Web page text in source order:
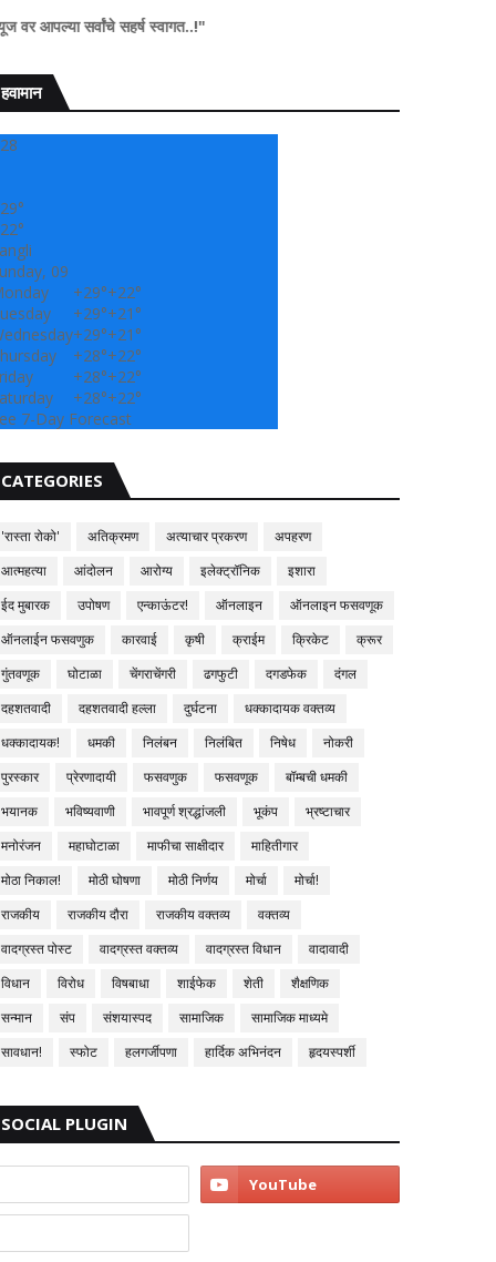
सहर्ष स्वागत..!"
हवामान
28
29°
22°
09
+29°+22°
+29°+21°
+29°+21°
+28°+22°
+28°+22°
+28°+22°
7-Day Forecast
CATEGORIES
'रास्ता रोको' अतिक्रमण अत्याचार प्रकरण
अपहरण
आत्महत्या
आंदोलन आरोग्य इलेक्ट्रॉनिक
इशारा
ईद मुबारक
उपोषण एन्काऊंटर! ऑनलाइन
ऑनलाइन फसवणूक
ऑनलाईन फसवणुक
कारवाई कृषी क्राईम क्रिकेट
क्रूर
गुंतवणूक
घोटाळा चेंगराचेंगरी ढगफुटी दगडफेक
दंगल
दहशतवादी
दहशतवादी हल्ला दुर्घटना
धक्कादायक वक्तव्य
धक्कादायक!
धमकी निलंबन निलंबित निषेध
नोकरी
पुरस्कार
प्रेरणादायी फसवणुक फसवणूक
बॉम्बची धमकी
भयानक
भविष्यवाणी भावपूर्ण श्रद्धांजली भूकंप
भ्रष्टाचार
मनोरंजन
महाघोटाळा माफीचा साक्षीदार
माहितीगार
मोठा निकाल!
मोठी घोषणा मोठी निर्णय मोर्चा
मोर्चा!
राजकीय
राजकीय दौरा राजकीय वक्तव्य
वक्तव्य
वादग्रस्त पोस्ट
वादग्रस्त वक्तव्य वादग्रस्त विधान
वादावादी
विधान
विरोध विषबाधा शाईफेक शेती
शैक्षणिक
सन्मान
संप संशयास्पद सामाजिक
सामाजिक माध्यमे
सावधान!
स्फोट हलगर्जीपणा हार्दिक अभिनंदन हृदयस्पर्शी
SOCIAL PLUGIN